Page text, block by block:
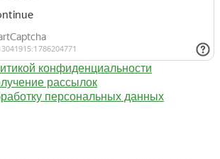
конфиденциальности
рассылок
персональных данных